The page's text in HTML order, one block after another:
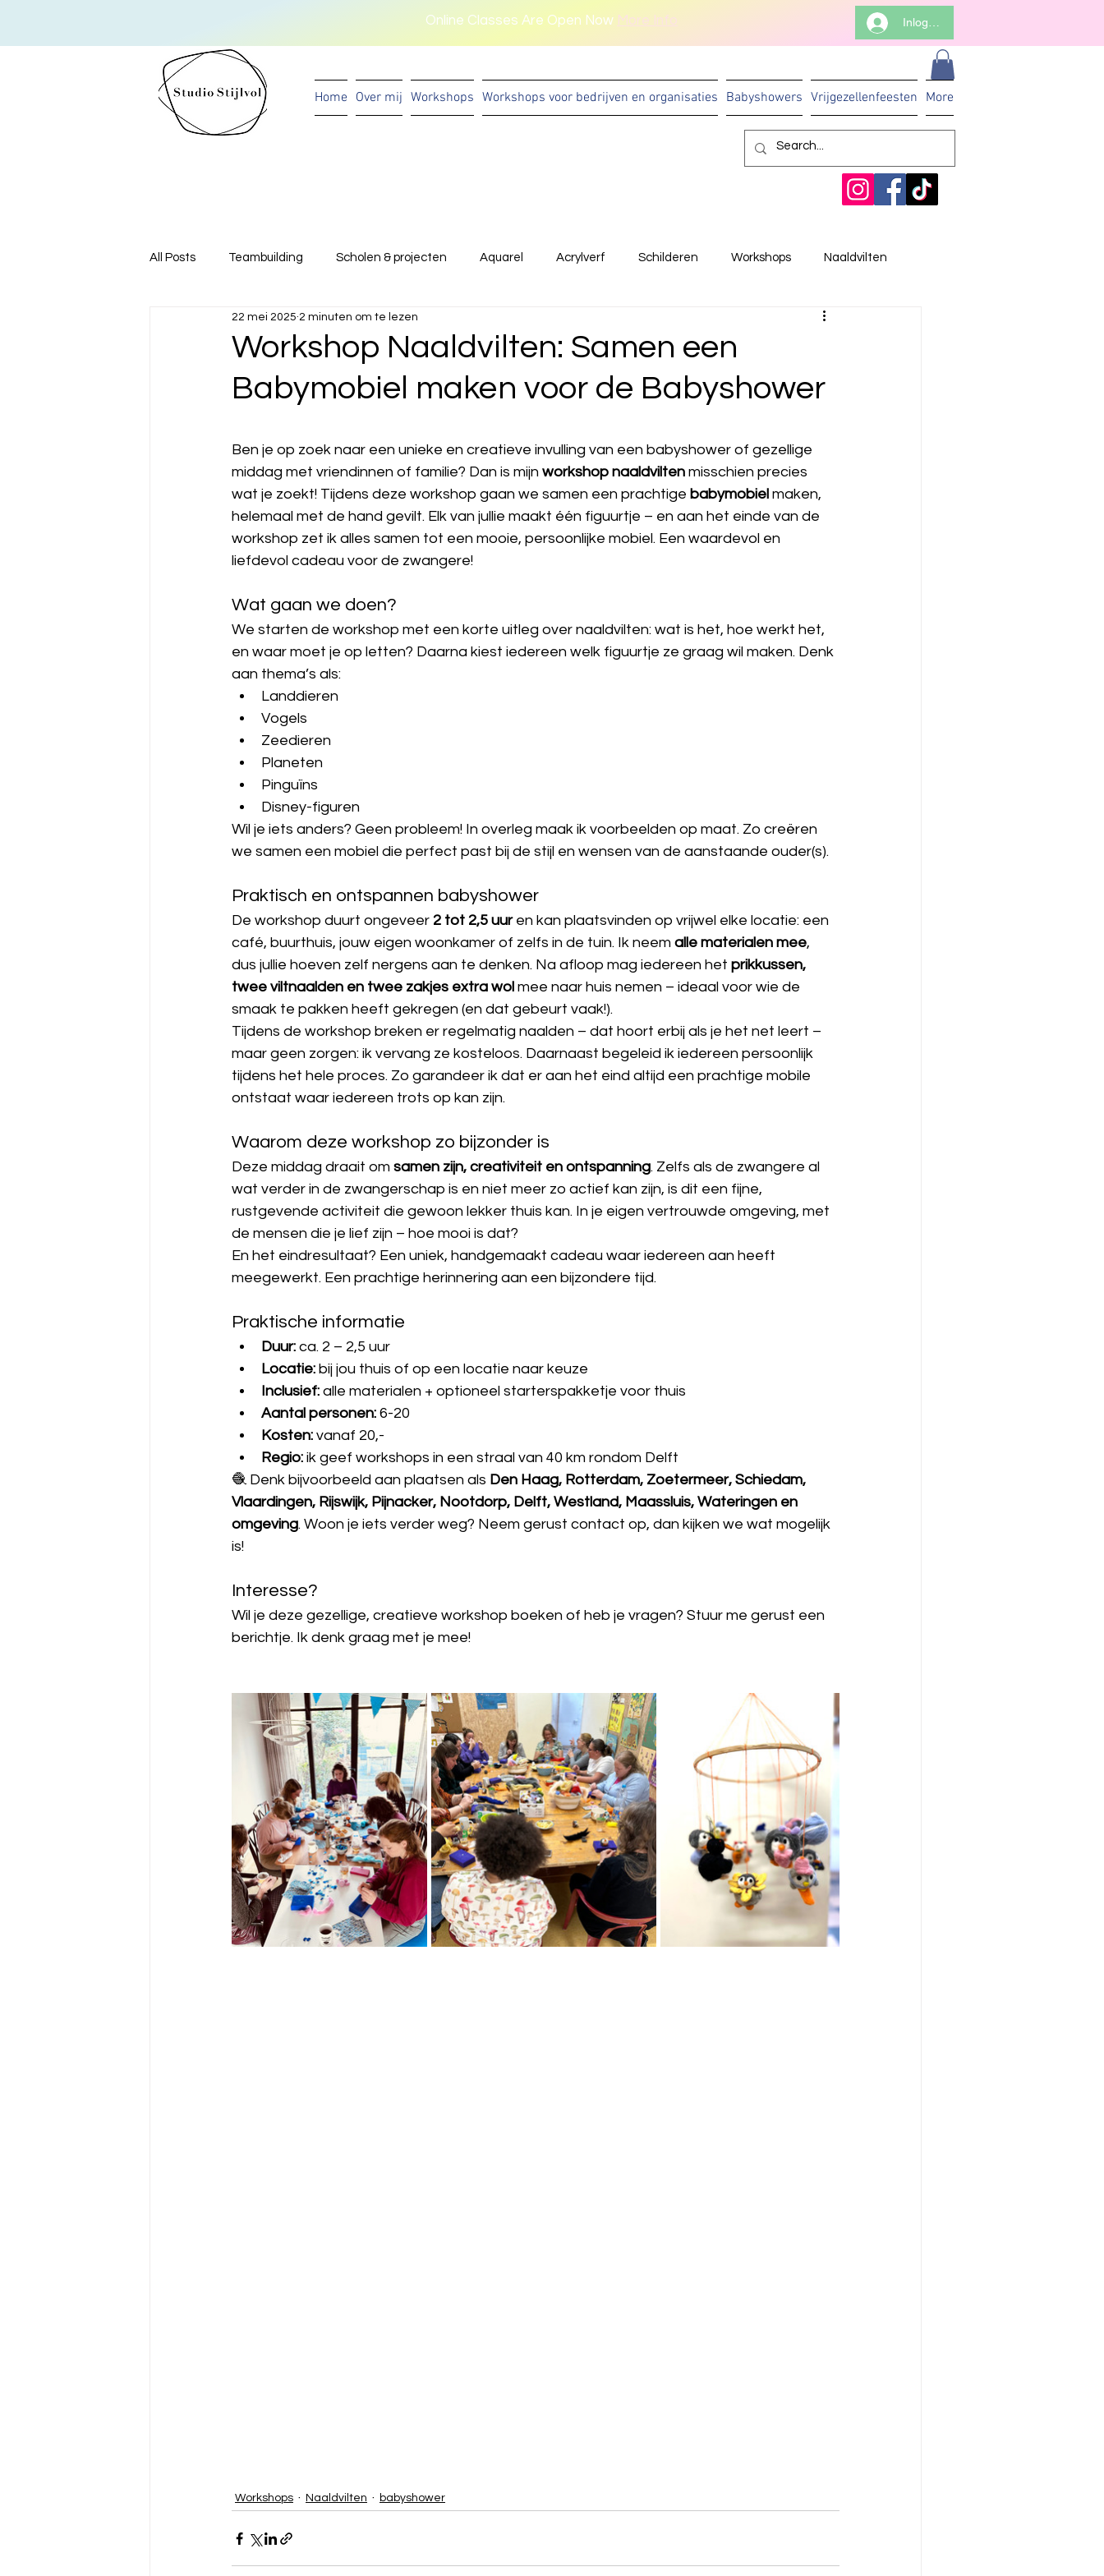
Online Classes Are Open Now More Info Inloggen
Home Over mij Workshops Workshops voor bedrijven en organisaties Babyshowers Vrijgezellenfeesten More
All Posts Teambuilding Scholen & projecten Aquarel Acrylverf Schilderen Workshops Naaldvilten
babyshower kunstproject kunst met kin deren
Workshop Naaldvilten: Samen een
Babymobiel maken voor de Babyshower
22 mei 2025 2 minuten om te lezen
Ben je op zoek naar een unieke en creatieve invulling van een babyshower of gezellige
middag met vriendinnen of familie? Dan is mijn workshop naaldvilten misschien precies
wat je zoekt! Tijdens deze workshop gaan we samen een prachtige babymobiel maken,
helemaal met de hand gevilt. Elk van jullie maakt één figuurtje – en aan het einde van de
workshop zet ik alles samen tot een mooie, persoonlijke mobiel. Een waardevol en
liefdevol cadeau voor de zwangere!
Wat gaan we doen?
We starten de workshop met een korte uitleg over naaldvilten: wat is het, hoe werkt het,
en waar moet je op letten? Daarna kiest iedereen welk figuurtje ze graag wil maken. Denk
aan thema’s als:
Landdieren
Vogels
Zeedieren
Planeten
Pinguïns
Disney-figuren
Wil je iets anders? Geen probleem! In overleg maak ik voorbeelden op maat. Zo creëren
we samen een mobiel die perfect past bij de stijl en wensen van de aanstaande ouder(s).
Praktisch en ontspannen babyshower
De workshop duurt ongeveer 2 tot 2,5 uur en kan plaatsvinden op vrijwel elke locatie: een
café, buurthuis, jouw eigen woonkamer of zelfs in de tuin. Ik neem alle materialen mee,
dus jullie hoeven zelf nergens aan te denken. Na afloop mag iedereen het prikkussen,
twee viltnaalden en twee zakjes extra wol mee naar huis nemen – ideaal voor wie de
smaak te pakken heeft gekregen (en dat gebeurt vaak!).
Tijdens de workshop breken er regelmatig naalden – dat hoort erbij als je het net leert –
maar geen zorgen: ik vervang ze kosteloos. Daarnaast begeleid ik iedereen persoonlijk
tijdens het hele proces. Zo garandeer ik dat er aan het eind altijd een prachtige mobile
ontstaat waar iedereen trots op kan zijn.
Waarom deze workshop zo bijzonder is
Deze middag draait om samen zijn, creativiteit en ontspanning. Zelfs als de zwangere al
wat verder in de zwangerschap is en niet meer zo actief kan zijn, is dit een fijne,
rustgevende activiteit die gewoon lekker thuis kan. In je eigen vertrouwde omgeving, met
de mensen die je lief zijn – hoe mooi is dat?
En het eindresultaat? Een uniek, handgemaakt cadeau waar iedereen aan heeft
meegewerkt. Een prachtige herinnering aan een bijzondere tijd.
Praktische informatie
Duur: ca. 2 – 2,5 uur
Locatie: bij jou thuis of op een locatie naar keuze
Inclusief: alle materialen + optioneel starterspakketje voor thuis
Aantal personen: 6-20
Kosten: vanaf 20,-
Regio: ik geef workshops in een straal van 40 km rondom Delft
🧶 Denk bijvoorbeeld aan plaatsen als Den Haag, Rotterdam, Zoetermeer, Schiedam,
Vlaardingen, Rijswijk, Pijnacker, Nootdorp, Delft, Westland, Maassluis, Wateringen en
omgeving. Woon je iets verder weg? Neem gerust contact op, dan kijken we wat mogelijk
is!
Interesse?
Wil je deze gezellige, creatieve workshop boeken of heb je vragen? Stuur me gerust een
berichtje. Ik denk graag met je mee!
Workshops Naaldvilten babyshower